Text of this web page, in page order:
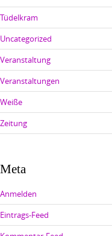
Tüdelkram
Uncategorized
Veranstaltung
Veranstaltungen
Weiße
Zeitung
Meta
Anmelden
Eintrags-Feed